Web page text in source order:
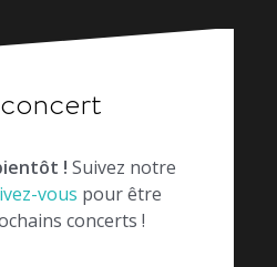
! Suivez notre
vous pour être
concerts !